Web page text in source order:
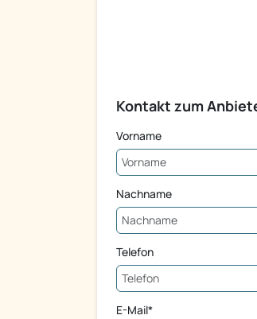
Kontakt zum
Vorname
Nachname
Telefon
E-Mail*